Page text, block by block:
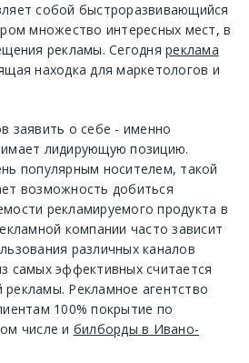
собой быстроразвивающийся
множество интересных мест, в
рекламы. Сегодня реклама
находка для маркетологов и
заявить о себе - именно
лидирующую позицию.
популярным носителем, такой
возможность добиться
рекламируемого продукта в
компании часто зависит
различных каналов
самых эффективных считается
Рекламное агентство
100% покрытие по
числе и билборды в Ивано-